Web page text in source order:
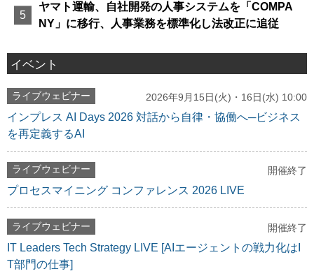
ヤマト運輸、自社開発の人事システムを「COMPA
NY」に移行、人事業務を標準化し法改正に追従
イベント
ライブウェビナー 2026年9月15日(火)・16日(水) 10:00
インプレス AI Days 2026 対話から自律・協働へ─ビジネス
を再定義するAI
ライブウェビナー 開催終了
プロセスマイニング コンファレンス 2026 LIVE
ライブウェビナー 開催終了
IT Leaders Tech Strategy LIVE [AIエージェントの戦力化はI
T部門の仕事]